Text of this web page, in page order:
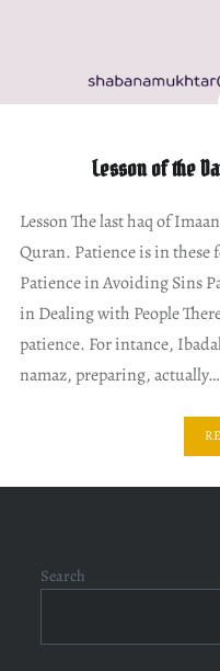
Lesson of the
Lesson The last haq of
Quran. Patience is in these
Patience in Avoiding Sins
in Dealing with People
patience. For intance,
namaz, preparing, actually…
Search